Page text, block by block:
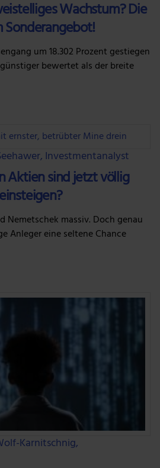
Wachstum? Die
Sonderangebot!
um 18.302 Prozent gestiegen
bewertet als der breite
Investmentanalyst
Aktien sind jetzt völlig
Nemetschek massiv. Doch genau
Anleger eine seltene Chance
Karnitschnig,